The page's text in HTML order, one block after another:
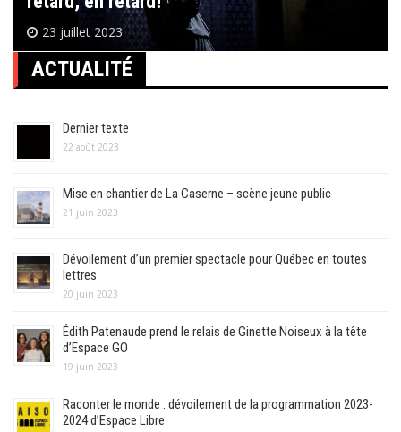
23 juillet 2023
ACTUALITÉ
Dernier texte
22 août 2023
Mise en chantier de La Caserne – scène jeune public
21 juin 2023
Dévoilement d’un premier spectacle pour Québec en toutes
lettres
20 juin 2023
Édith Patenaude prend le relais de Ginette Noiseux à la tête
d’Espace GO
19 juin 2023
Raconter le monde : dévoilement de la programmation 2023-
2024 d’Espace Libre